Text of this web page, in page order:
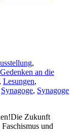
,
Gedenken an die
, Lesungen,
Synagoge, Synagoge
Zukunft
und